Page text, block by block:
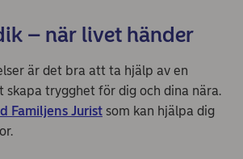
– när livet händer
är det bra att ta hjälp av en
trygghet för dig och dina nära.
Familjens Jurist som kan hjälpa dig